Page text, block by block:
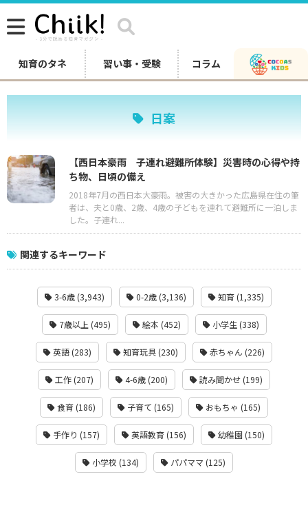
知育のタネ 習い事・受験 コラム
日案
【西日本豪雨 子連れ避難所体験】災害時の心得や持
ち物、日頃の備え
2018年7月の西日本大豪雨。被害の大きかった広島県在住の筆
者は、夫と0歳、2歳、4歳の子どもを連れて避難所に一泊しま
した。子連れ...
関連するキーワード
3-6歳 (3,943) 0-2歳 (3,136) 知育 (1,335)
7歳以上 (495) 絵本 (452) 小学生 (338)
英語 (283) 知育玩具 (230) 赤ちゃん (226)
工作 (207) 4-6歳 (200) 読み聞かせ (199)
食育 (186) 子育て (165) おもちゃ (165)
手作り (157) 英語教育 (156) 幼稚園 (150)
小学校 (134) パパママ (125)